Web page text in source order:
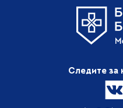
Следите за